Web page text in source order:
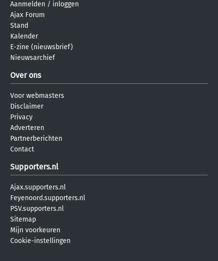
Aanmelden / inloggen
Ajax Forum
Stand
Kalender
E-zine (nieuwsbrief)
Nieuwsarchief
Over ons
Voor webmasters
Disclaimer
Privacy
Adverteren
Partnerberichten
Contact
Supporters.nl
Ajax.supporters.nl
Feyenoord.supporters.nl
PSV.supporters.nl
Sitemap
Mijn voorkeuren
Cookie-instellingen